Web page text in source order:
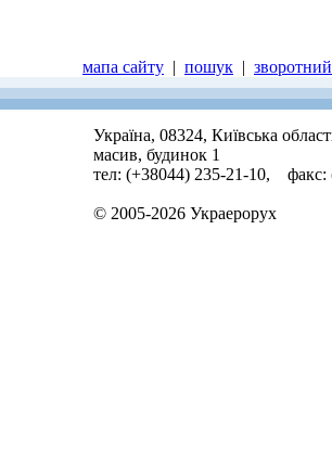
мапа сайту | пошук |
Україна, 08324, Київська
масив, будинок 1
тел: (+38044) 235-21-10, факс:
© 2005-2026 Украерорух